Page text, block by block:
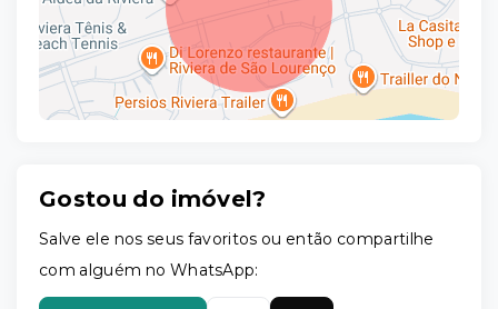
Gostou do imóvel?
Salve ele nos seus favoritos ou então compartilhe
com alguém no WhatsApp: